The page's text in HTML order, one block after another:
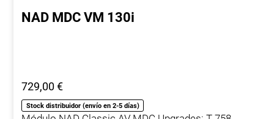
NAD MDC VM 130i
729,00€
Stock distribuidor (envío en 2-5 días)